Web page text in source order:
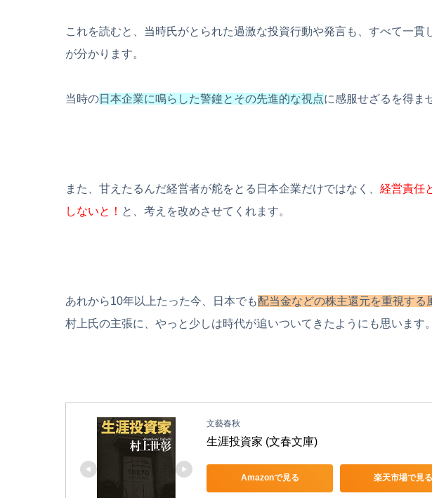
これを読むと、当時氏がとられた過激な投資行動や発言も、すべて一貫
が分かります。
当時の日本企業に鳴らした警鐘とその先進的な視点に感服せざるを得ま
また、甘えたるんだ経営者が舵をとる日本企業だけではなく、 経営責任
しないと！ と、考えを改めさせてくれます。
あれから10年以上たった今、日本でも配当金などの株主還元を重視する
村上氏の主張に、やっと少しは時代が追いついてきたようにも思います。
文藝春秋
生涯投資家 (文春文庫)
Amazonで見る 楽天市場で見る